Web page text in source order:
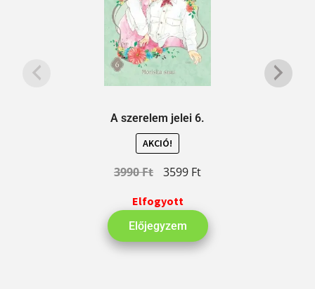
A szerelem jelei 6.
AKCIÓ!
3990Ft 3599 Ft
Elfogyott
Előjegyzem